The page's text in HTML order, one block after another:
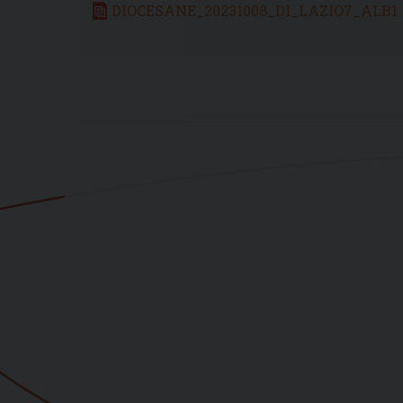
DIOCESANE_20231008_DI_LAZIO7_ALB1